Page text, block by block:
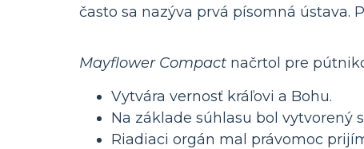
často sa nazýva prvá písomná ústava.
Mayflower Compact načrtol pre
Vytvára vernosť kráľovi a Bohu.
Na základe súhlasu bol vytvorený
Riadiaci orgán mal právomoc